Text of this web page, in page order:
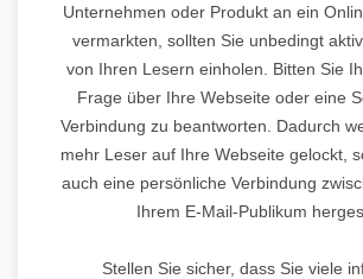
Unternehmen oder Produkt an ein
vermarkten, sollten Sie unbedingt
von Ihren Lesern einholen. Bitten Sie
Frage über Ihre Webseite oder eine
Verbindung zu beantworten. Dadurch
mehr Leser auf Ihre Webseite gelockt,
auch eine persönliche Verbindung
Ihrem E-Mail-Publikum
Stellen Sie sicher, dass Sie viele